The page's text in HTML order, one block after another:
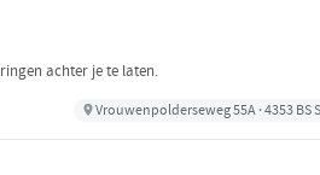
achter je te laten.
Vrouwenpolderseweg 55A · 4353 BS